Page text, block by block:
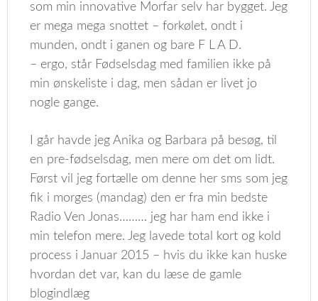
som min innovative Morfar selv har bygget. Jeg
er mega mega snottet – forkølet, ondt i
munden, ondt i ganen og bare F L A D.
– ergo, står Fødselsdag med familien ikke på
min ønskeliste i dag, men sådan er livet jo
nogle gange.
I går havde jeg Anika og Barbara på besøg, til
en pre-fødselsdag, men mere om det om lidt.
Først vil jeg fortælle om denne her sms som jeg
fik i morges (mandag) den er fra min bedste
Radio Ven Jonas……… jeg har ham end ikke i
min telefon mere. Jeg lavede total kort og kold
process i Januar 2015 – hvis du ikke kan huske
hvordan det var, kan du læse de gamle
blogindlæg